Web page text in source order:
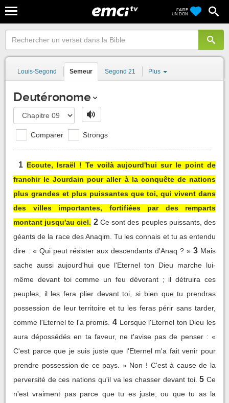
FAIRE
UN DON
Louis-Segond Semeur Segond 21 Plus
Deutéronome
Comparer Strongs
1 Ecoute, Israël ! Te voilà aujourd'hui sur le point de
franchir le Jourdain pour aller à la conquête de nations
plus grandes et plus puissantes que toi, qui vivent dans
des villes importantes, fortifiées par des remparts
montant jusqu'au ciel. 2 Ce sont des peuples puissants, des
géants de la race des Anaqim. Tu les connais et tu as entendu
dire : « Qui peut résister aux descendants d'Anaq ? » 3 Mais
sache aussi aujourd'hui que l'Eternel ton Dieu marche lui-
même devant toi comme un feu dévorant ; il détruira ces
peuples, il les fera plier devant toi, si bien que tu prendras
possession de leur territoire et tu les feras périr sans tarder,
comme l'Eternel te l'a promis. 4 Lorsque l'Eternel ton Dieu les
aura dépossédés en ta faveur, ne t'avise pas de penser : «
C'est parce que je suis juste que l'Eternel m'a fait venir pour
prendre possession de ce pays. » Non ! C'est à cause de la
perversité de ces nations qu'il va les chasser devant toi. 5 Ce
n'est vraiment pas parce que tu es juste, ou que tu as la